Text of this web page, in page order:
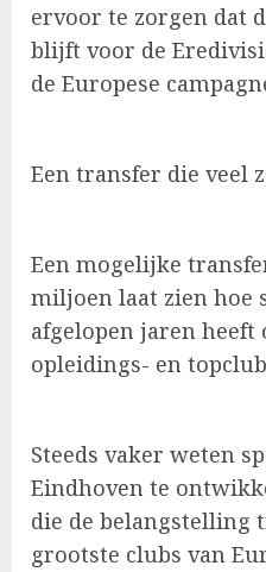
ervoor te zorgen dat
blijft voor de
de Europese
Een transfer die veel
Een mogelijke
miljoen laat zien hoe
afgelopen jaren
opleidings- en
Steeds vaker weten
Eindhoven te
die de belangstelling
grootste clubs van